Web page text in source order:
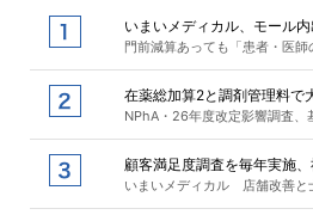
いまいメディカル、モール
門前減算あっても「患者・医師
在薬総加算2と調剤管理料で
NPhA・26年度改定影響調査、
顧客満足度調査を毎年実施
いまいメディカル 店舗改善と